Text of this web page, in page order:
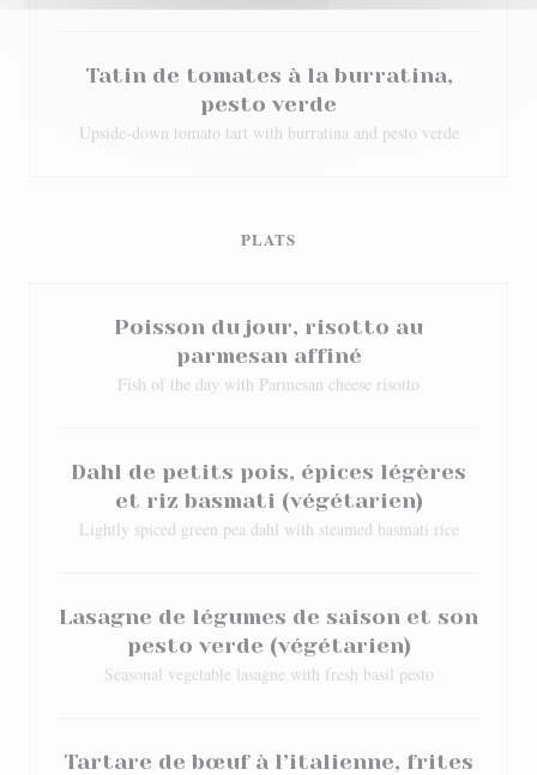
Tatin de tomates à la burratina,
pesto verde
Upside-down tomato tart with burratina and pesto verde
PLATS
Poisson du jour, risotto au
parmesan affiné
Fish of the day with Parmesan cheese risotto
Dahl de petits pois, épices légères
et riz basmati (végétarien)
Lightly spiced green pea dahl with steamed basmati rice
Lasagne de légumes de saison et son
pesto verde (végétarien)
Seasonal vegetable lasagne with fresh basil pesto
Tartare de bœuf à l’italienne, frites